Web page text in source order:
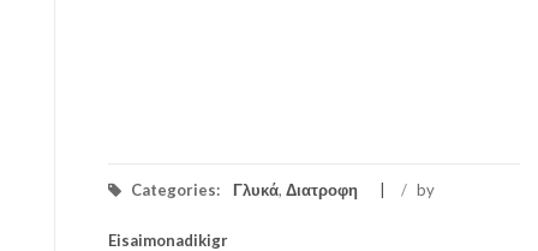
Categories: Γλυκά, Διατροφη / by
Eisaimonadikigr